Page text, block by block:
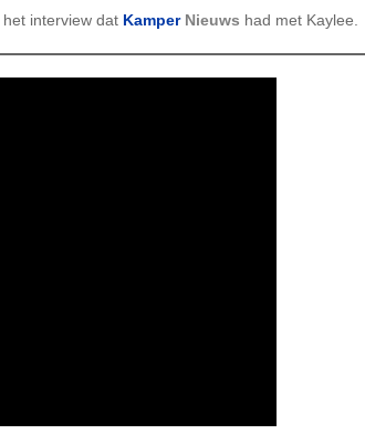
het interview dat Kamper Nieuws had met Kaylee.